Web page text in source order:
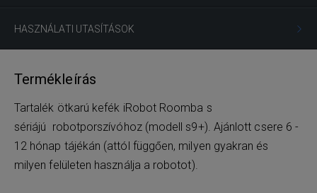
HASZNÁLATI UTASÍTÁSOK
Termékleírás
Tartalék ötkarú kefék iRobot Roomba s
sériájú robotporszívóhoz (modell s9+). Ajánlott csere 6 -
12 hónap tájékán (attól függően, milyen gyakran és
milyen felületen használja a robotot).